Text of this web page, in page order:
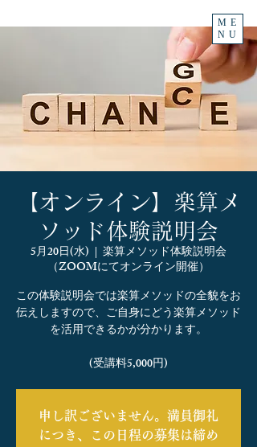
ME
NU
【オンライン】楽算メ
ソッド体験説明会
5月20日(水)
  |
楽算メソッド体験説明会
（ZOOMにてオンライン開催）
この体験説明会では楽算メソッドの全貌をお
伝えしますので、ご自身にどう楽算メソッド
を活用できるかが分かります。
(受講料5,000円)
申し訳ございません。満員御礼
につき、この日程の募集は締め